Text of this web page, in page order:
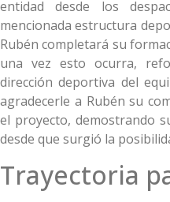
entidad desde los
mencionada estructura
Rubén completará su
una vez esto ocurra,
dirección deportiva del
agradecerle a Rubén su
el proyecto, demostrando
desde que surgió la
Trayectoria